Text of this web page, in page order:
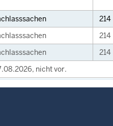
214
214
214
nicht vor.